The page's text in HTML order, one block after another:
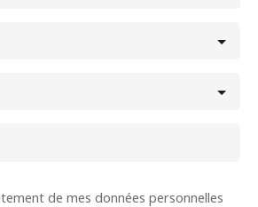
de mes données personnelles